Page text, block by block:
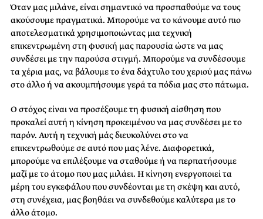
Όταν μας μιλάνε, είναι σημαντικό να προσπαθούμε να τους
ακούσουμε πραγματικά. Μπορούμε να το κάνουμε αυτό πιο
αποτελεσματικά χρησιμοποιώντας μια τεχνική
επικεντρωμένη στη φυσική μας παρουσία ώστε να μας
συνδέσει με την παρούσα στιγμή. Μπορούμε να συνδέσουμε
τα χέρια μας, να βάλουμε το ένα δάχτυλο του χεριού μας πάνω
στο άλλο ή να ακουμπήσουμε γερά τα πόδια μας στο πάτωμα.
Ο στόχος είναι να προσέξουμε τη φυσική αίσθηση που
προκαλεί αυτή η κίνηση προκειμένου να μας συνδέσει με το
παρόν. Αυτή η τεχνική μάς διευκολύνει στο να
επικεντρωθούμε σε αυτό που μας λένε. Διαφορετικά,
μπορούμε να επιλέξουμε να σταθούμε ή να περπατήσουμε
μαζί με το άτομο που μας μιλάει. Η κίνηση ενεργοποιεί τα
μέρη του εγκεφάλου που συνδέονται με τη σκέψη και αυτό,
στη συνέχεια, μας βοηθάει να συνδεθούμε καλύτερα με το
άλλο άτομο.